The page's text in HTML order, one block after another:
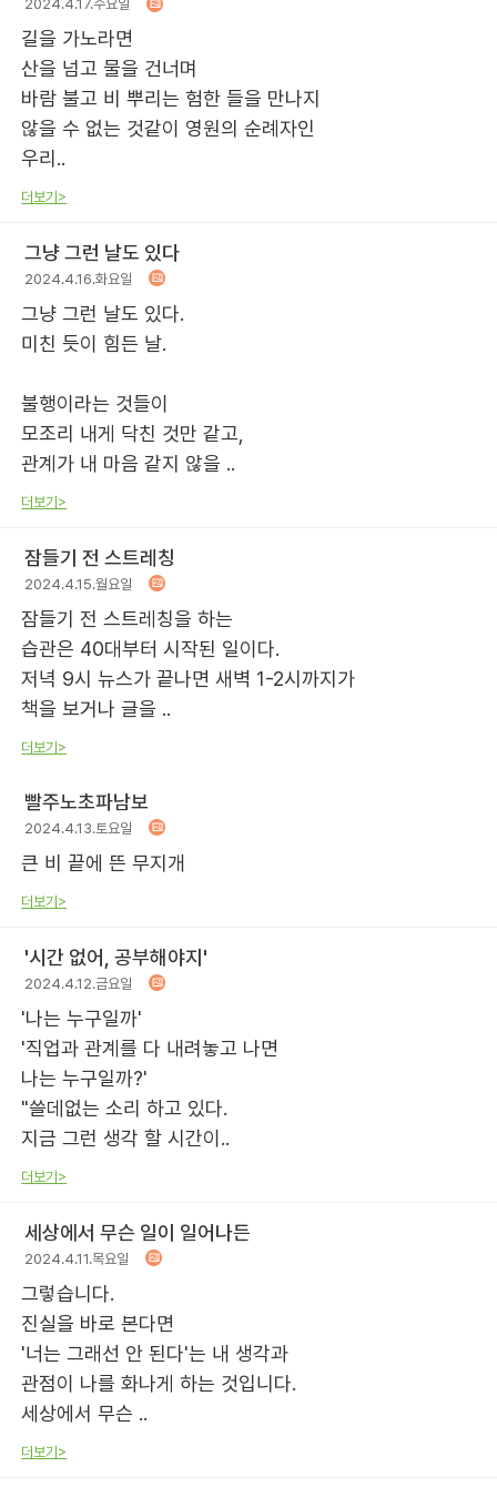
2024.4.17.수요일
길을 가노라면
산을 넘고 물을 건너며
바람 불고 비 뿌리는 험한 들을 만나지
않을 수 없는 것같이 영원의 순례자인
우리..
더보기>
그냥 그런 날도 있다
2024.4.16.화요일
그냥 그런 날도 있다.
미친 듯이 힘든 날.
불행이라는 것들이
모조리 내게 닥친 것만 같고,
관계가 내 마음 같지 않을 ..
더보기>
잠들기 전 스트레칭
2024.4.15.월요일
잠들기 전 스트레칭을 하는
습관은 40대부터 시작된 일이다.
저녁 9시 뉴스가 끝나면 새벽 1-2시까지가
책을 보거나 글을 ..
더보기>
빨주노초파남보
2024.4.13.토요일
큰 비 끝에 뜬 무지개
더보기>
'시간 없어, 공부해야지'
2024.4.12.금요일
'나는 누구일까'
'직업과 관계를 다 내려놓고 나면
나는 누구일까?'
"쓸데없는 소리 하고 있다.
지금 그런 생각 할 시간이..
더보기>
세상에서 무슨 일이 일어나든
2024.4.11.목요일
그렇습니다.
진실을 바로 본다면
'너는 그래선 안 된다'는 내 생각과
관점이 나를 화나게 하는 것입니다.
세상에서 무슨 ..
더보기>